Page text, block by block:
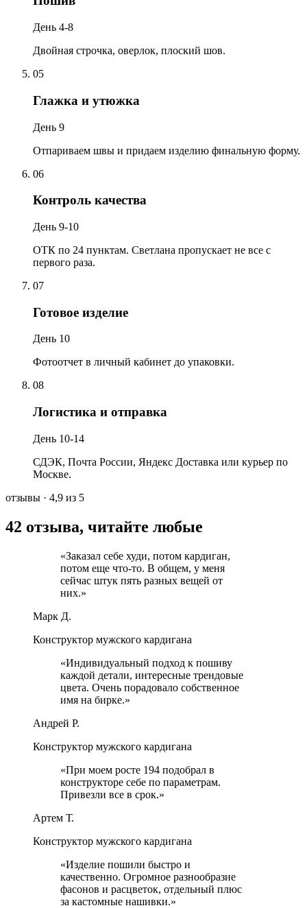
День 4-8
Двойная строчка, оверлок, плоский шов.
05
Глажка и утюжка
День 9
Отпариваем швы и придаем изделию финальную форму.
06
Контроль качества
День 9-10
ОТК по 24 пунктам. Светлана пропускает не все с
первого раза.
07
Готовое изделие
День 10
Фотоотчет в личный кабинет до упаковки.
08
Логистика и отправка
День 10-14
СДЭК, Почта России, Яндекс Доставка или курьер по
Москве.
отзывы · 4,9 из 5
42 отзыва, читайте любые
«Заказал себе худи, потом кардиган,
потом еще что-то. В общем, у меня
сейчас штук пять разных вещей от
них.»
Марк Д.
Конструктор мужского кардигана
«Индивидуальный подход к пошиву
каждой детали, интересные трендовые
цвета. Очень порадовало собственное
имя на бирке.»
Андрей Р.
Конструктор мужского кардигана
«При моем росте 194 подобрал в
конструкторе себе по параметрам.
Привезли все в срок.»
Артем Т.
Конструктор мужского кардигана
«Изделие пошили быстро и
качественно. Огромное разнообразие
фасонов и расцветок, отдельный плюс
за кастомные нашивки.»